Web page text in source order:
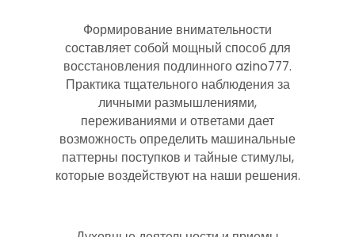
Формирование внимательности
составляет собой мощный способ для
восстановления подлинного azino777.
Практика тщательного наблюдения за
личными размышлениями,
переживаниями и ответами дает
возможность определить машинальные
паттерны поступков и тайные стимулы,
которые воздействуют на наши решения.